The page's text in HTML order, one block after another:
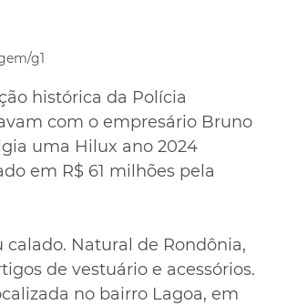
g1
histórica da Polícia
com o empresário Bruno
uma Hilux ano 2024
em R$ 61 milhões pela
Natural de Rondônia,
de vestuário e acessórios.
no bairro Lagoa, em